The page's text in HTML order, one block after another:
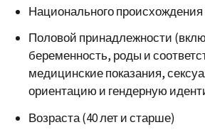
Национального происхождения
Половой принадлежности
беременность, роды и
медицинские показания,
ориентацию и гендерную
Возраста (40 лет и старше)